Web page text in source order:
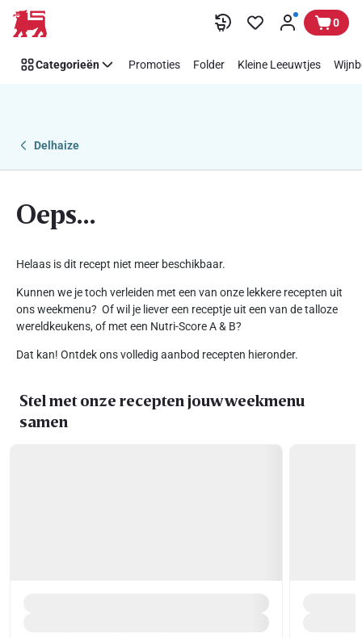
Overslaan
Recepten
0
Categorieën Promoties Folder Kleine Leeuwtjes
Delhaize
Oeps...
Helaas is dit recept niet meer beschikbaar.
Kunnen we je toch verleiden met een van onze lekkere recepten uit
ons weekmenu? Of wil je liever een receptje uit een van de talloze
wereldkeukens, of met een Nutri-Score A & B?
Dat kan! Ontdek ons volledig aanbod recepten hieronder.
Stel met onze recepten jouw weekmenu
samen